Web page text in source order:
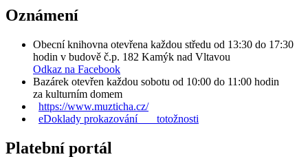
Oznámení
Obecní knihovna otevřena každou středu od 13:30 do 17:30
hodin v budově č.p. 182 Kamýk nad Vltavou
Odkaz na Facebook
Bazárek otevřen každou sobotu od 10:00 do 11:00 hodin
za kulturním domem
https://www.muzticha.cz/
eDoklady prokazování totožnosti
Platební portál